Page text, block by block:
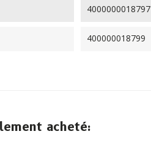
4000000018797
400000018799
acheté: